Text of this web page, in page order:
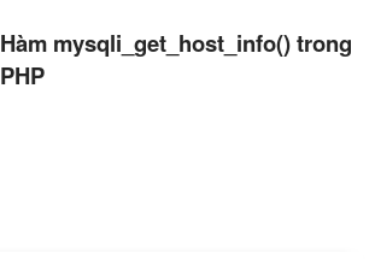
Hàm mysqli_get_host_info() trong
PHP